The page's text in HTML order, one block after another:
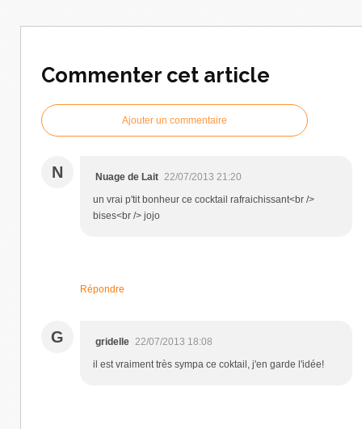
Commenter cet article
Ajouter un commentaire
N Nuage de Lait 22/07/2013 21:20
un vrai p'tit bonheur ce cocktail rafraichissant<br />
bises<br /> jojo
Répondre
G gridelle 22/07/2013 18:08
il est vraiment très sympa ce coktail, j'en garde l'idée!